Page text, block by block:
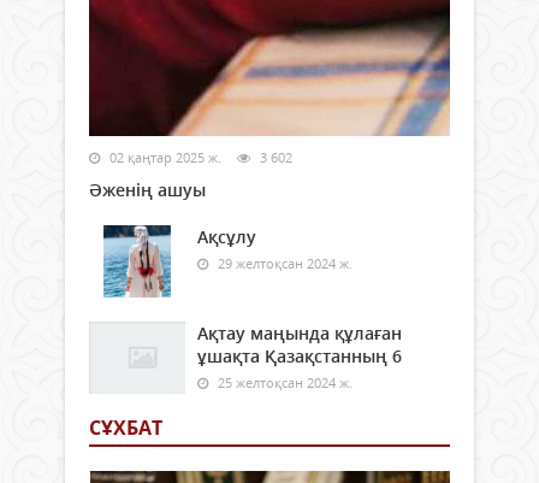
02 қаңтар 2025 ж. 3 602
Әженің ашуы
Ақсұлу
29 желтоқсан 2024 ж.
Ақтау маңында құлаған
ұшақта Қазақстанның 6
25 желтоқсан 2024 ж.
СҰХБАТ